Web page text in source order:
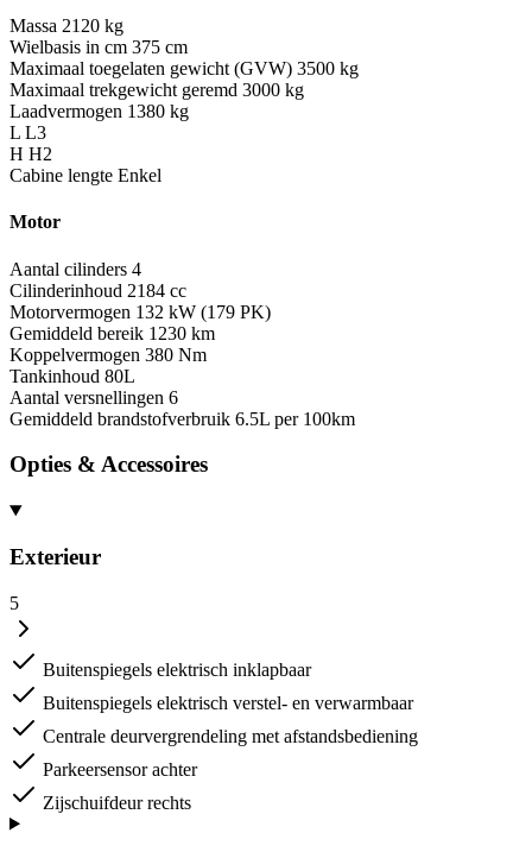
Massa 2120 kg
Wielbasis in cm 375 cm
Maximaal toegelaten gewicht (GVW) 3500 kg
Maximaal trekgewicht geremd 3000 kg
Laadvermogen 1380 kg
L L3
H H2
Cabine lengte Enkel
Motor
Aantal cilinders 4
Cilinderinhoud 2184 cc
Motorvermogen 132 kW (179 PK)
Gemiddeld bereik 1230 km
Koppelvermogen 380 Nm
Tankinhoud 80L
Aantal versnellingen 6
Gemiddeld brandstofverbruik 6.5L per 100km
Opties & Accessoires
Exterieur
5
Buitenspiegels elektrisch inklapbaar
Buitenspiegels elektrisch verstel- en verwarmbaar
Centrale deurvergrendeling met afstandsbediening
Parkeersensor achter
Zijschuifdeur rechts